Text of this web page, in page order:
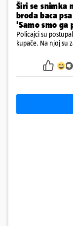
Širi se snimka
broda baca
'Samo smo ga
Policajci su
kupače. Na njoj su
ga uhitili, a psa je